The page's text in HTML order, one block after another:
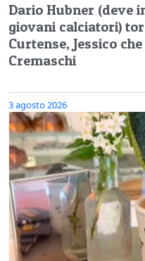
Dario Hubner (deve
giovani calciatori)
Curtense, Jessico
Cremaschi
3 agosto 2026